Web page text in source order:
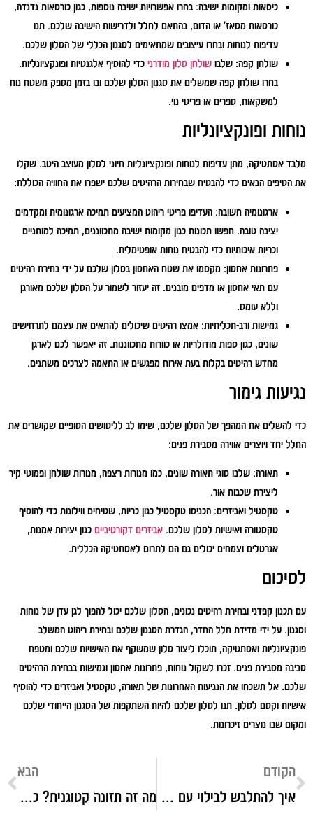
כיסאות ומקומות ישיבה: בחרו אפשרויות ישיבה נוספות, כגון כורסאות נדנדה,
כורסאות מסאז' או הדום, בהתאם לחלל ולדרישות הישיבה שלכם. תנו
עדיפות לנוחות ובחרו עיצובים שמתאימים לסגנון הכללי של הסלון שלכם.
שולחן קפה: שלבו שולחן סלון מודרני כדי להוסיף אלגנטיות ופונקציונליות.
בחרו שולחן קפה שמשלים את סגנון הסלון שלכם ובו בזמן מספק משטח נוח
למשקאות, ספרים או פריטי נוי.
נוחות ופונקציונליות
מלבד אסתטיקה, מתן עדיפות לנוחות ופונקציונליות חיוני לסלון מעוצב היטב. שקלו
את הטיפים הבאים כדי להבטיח שבחירות הרהיטים שלכם ישפרו את החוויה הכוללת:
ארגונומיה חשובה: העדיפו פריטי ריהוט המציעים תמיכה ארגונומית ומקדמים
יציבה טובה. חפשו תכונות כגון מקומות ישיבה מתכווננים, תמיכה למותניים
וכריות איכותיות כדי להבטיח נוחות אופטימלית.
פתרונות אחסון: מקסמו את שטח האחסון בסלון שלכם על ידי בחירת רהיטים
עם תאי אחסון או מדפים מובנים. זה יעזור לשמור על הסלון שלכם מאורגן
וללא עומס.
גמישות ורב-תכליתיות: אמצו רהיטים שיכולים להתאים את עצמם לתרחישים
שונים, כגון ספות מודולריות או כוורות מתכווננות. זה יאפשר לכם לארגן
מחדש רהיטים בקלות בעת אירוח מפגשים או התאמה לצרכים משתנים.
נגיעות גימור
כדי להשלים את המהפך של הסלון שלכם, שימו לב לליטושים הסופיים שקושרים את
החלל יחד ויוצרים אווירה מסבירת פנים:
תאורה: שלבו סוגי תאורה שונים, כמו מנורות רצפה, מנורות שולחן ופמוטי קיר
ליצירת שכבות אור.
טקסטיל ואביזרים: הכניסו טקסטיל כגון כריות, שטיחים ווילונות כדי להוסיף
טקסטורה ואישיות לסלון שלכם. אביזרים דקורטיביים כגון יצירות אמנות,
אגרטלים וצמחים יכולים גם הם לתרום לאסתטיקה הכללית.
לסיכום
עם תכנון קפדני ובחירת רהיטים נכונים, הסלון שלכם יכול להפוך לגן עדן של נוחות
וסגנון. על ידי מדידת חלל החדר, הגדרת הסגנון שלכם ובחירת ריהוט המשלב
פונקציונליות ואסתטיקה, תוכלו ליצור סלון שמשקף את האישיות שלכם ומטפח
סביבה מסבירת פנים. זכרו לשקול נוחות, פתרונות אחסון וגמישות בבחירת הרהיטים
שלכם. אל תשכחו את הנגיעות האחרונות של תאורה, טקסטיל ואביזרים כדי להוסיף
אישיות וקסם לסלון. תנו לסלון שלכם להיות השתקפות של הסגנון הייחודי שלכם
ומקום שבו נוצרים זיכרונות.
הקודם
איך להתלבש לבילוי עם חברות? 5 לוקים מושלמים ליציאה
הבא
מה זה תזונה קטוגנית? כל היתרונות והחסרונות של הדיאטה הפופולרית